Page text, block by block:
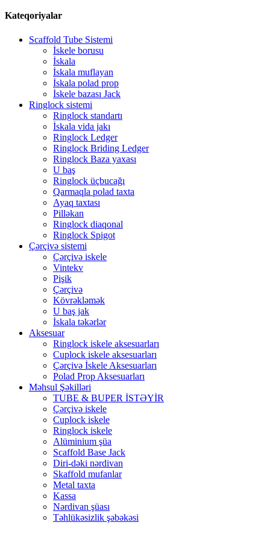
Kateqoriyalar
Scaffold Tube Sistemi
İskele borusu
İskala
İskala muflayan
İskala polad prop
İskele bazası Jack
Ringlock sistemi
Ringlock standartı
İskala vida jakı
Ringlock Ledger
Ringlock Briding Ledger
Ringlock Baza yaxası
U baş
Ringlock üçbucağı
Qarmaqla polad taxta
Ayaq taxtası
Pilləkan
Ringlock diaqonal
Ringlock Spigot
Çərçivə sistemi
Çərçivə iskele
Vintekv
Pişik
Çərçivə
Kövrəkləmək
U baş jak
İskala təkərlər
Aksesuar
Ringlock iskele aksesuarları
Cuplock iskele aksesuarları
Çərçivə İskele Aksesuarları
Polad Prop Aksesuarları
Məhsul Şəkilləri
TUBE & BUPER İSTƏYİR
Çərçivə iskele
Cuplock iskele
Ringlock iskele
Alüminium şüa
Scaffold Base Jack
Diri-dəki nərdivan
Skaffold mufanlar
Metal taxta
Kassa
Nərdivan şüası
Təhlükəsizlik şəbəkəsi